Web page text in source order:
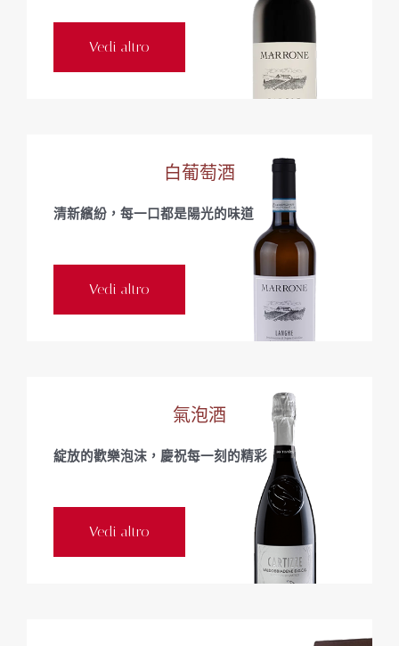
Vedi altro
白葡萄酒
清新繽紛，每一口都是陽光的味道
Vedi altro
氣泡酒
綻放的歡樂泡沫，慶祝每一刻的精彩
Vedi altro